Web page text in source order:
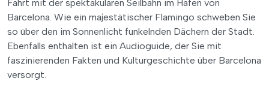
Fahrt mit der spektakulären Seilbahn im Hafen von
Barcelona. Wie ein majestätischer Flamingo schweben Sie
so über den im Sonnenlicht funkelnden Dächern der Stadt.
Ebenfalls enthalten ist ein Audioguide, der Sie mit
faszinierenden Fakten und Kulturgeschichte über Barcelona
versorgt.